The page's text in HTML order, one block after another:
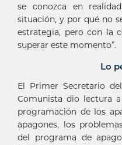
se conozca en
situación, y por qué no
estrategia, pero con la
superar este momento”.
Lo
El Primer Secretario
Comunista dio lectura
programación de los
apagones, los
del programa de